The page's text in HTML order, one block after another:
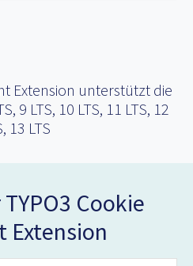
Extension unterstützt die
9 LTS, 10 LTS, 11 LTS, 12
13 LTS
Cookie
Extension